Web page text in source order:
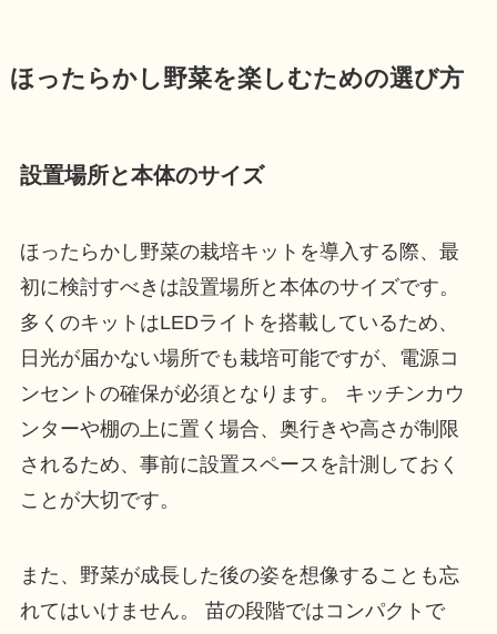
ほったらかし野菜を楽しむための選び方
設置場所と本体のサイズ
ほったらかし野菜の栽培キットを導入する際、最
初に検討すべきは設置場所と本体のサイズです。
多くのキットはLEDライトを搭載しているため、
日光が届かない場所でも栽培可能ですが、電源コ
ンセントの確保が必須となります。 キッチンカウ
ンターや棚の上に置く場合、奥行きや高さが制限
されるため、事前に設置スペースを計測しておく
ことが大切です。
また、野菜が成長した後の姿を想像することも忘
れてはいけません。 苗の段階ではコンパクトで